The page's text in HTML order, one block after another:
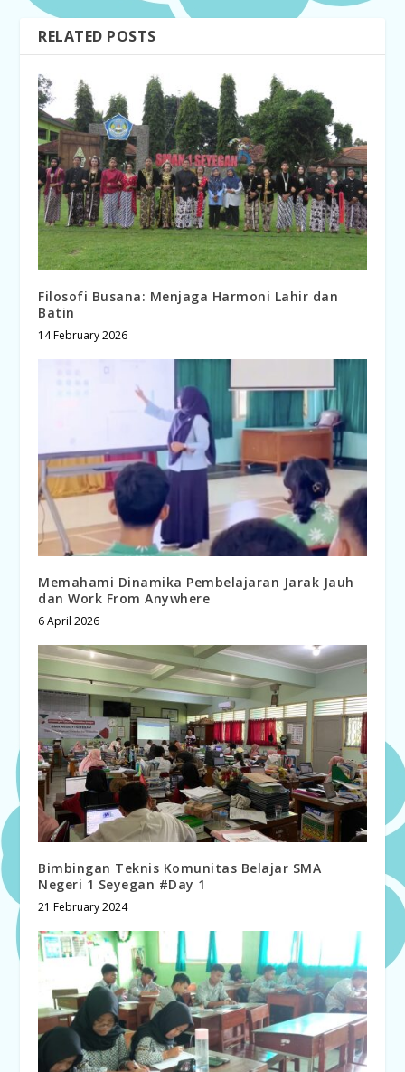
RELATED POSTS
Filosofi Busana: Menjaga Harmoni Lahir dan
Batin
14 February 2026
Memahami Dinamika Pembelajaran Jarak Jauh
dan Work From Anywhere
6 April 2026
Bimbingan Teknis Komunitas Belajar SMA
Negeri 1 Seyegan #Day 1
21 February 2024